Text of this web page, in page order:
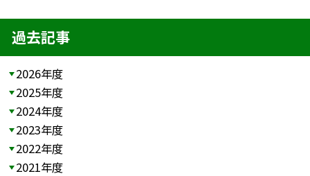
過去記事
2026年度
2025年度
2024年度
2023年度
2022年度
2021年度